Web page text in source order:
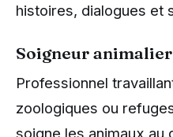
histoires, dialogues et
Soigneur animalier
Professionnel
zoologiques ou
soigne les animaux au